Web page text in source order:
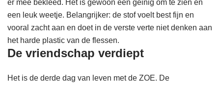
er mee bekleed. Het is gewoon een geinig om te zien en
een leuk weetje. Belangrijker: de stof voelt best fijn en
vooral zacht aan en doet in de verste verte niet denken aan
het harde plastic van de flessen.
De vriendschap verdiept
Het is de derde dag van leven met de ZOE. De